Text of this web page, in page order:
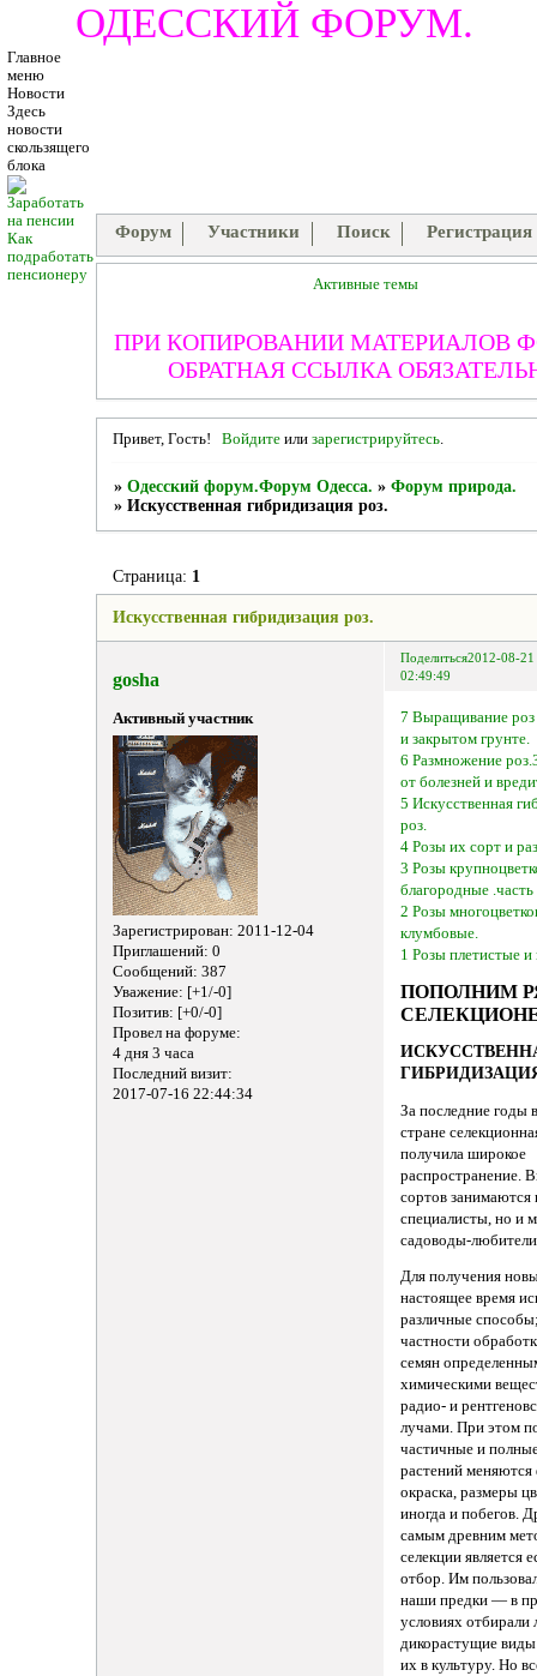
ОДЕССКИЙ ФОРУМ.
Главное
меню
Новости
Здесь
новости
скользящего
блока
Как
подработать
пенсионеру
Форум Участники Поиск Регистрация
Активные темы
ПРИ КОПИРОВАНИИ МАТЕРИАЛОВ
ОБРАТНАЯ ССЫЛКА
Привет, Гость! Войдитеили зарегистрируйтесь.
» Одесский форум.Форум Одесса. » Форум природа.
» Искусственная гибридизация роз.
Искусственная гибридизация роз.
Страница: 1
Поделиться2012-08-21
02:49:49
gosha
Активный участник
Зарегистрирован: 2011-12-04
Приглашений: 0
Сообщений: 387
Уважение: [+1/-0]
Позитив: [+0/-0]
Провел на форуме:
4 дня 3 часа
Последний визит:
2017-07-16 22:44:34
7 Выращивание
и закрытом грунте.
6 Размножение
от болезней и
5 Искусственная
роз.
4 Розы их сорт и
3 Розы
благородные .часть
2 Розы
клумбовые.
1 Розы плетистые и
ПОПОЛНИМ
За последние годы
стране
получила широкое
распространение.
сортов занимаются
специалисты, но и
садоводы-
Для получения
настоящее время
различные
частности
семян
химическими
радио- и
лучами. При этом
частичные и
растений
окраска, размеры
иногда и побегов.
самым древним
селекции является
отбор. Им
наши предки — в
условиях отбирали
дикорастущие
их в культуру. Но